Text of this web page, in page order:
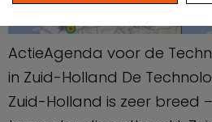
ActieAgenda voor de
in Zuid-Holland De
Zuid-Holland is zeer breed